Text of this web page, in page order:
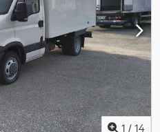
1 / 14